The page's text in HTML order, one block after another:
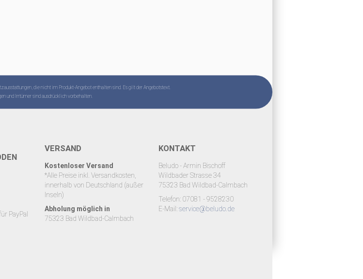
die nicht im Produkt-Angebot enthalten sind. Es gilt der Angebotstext.
und Irrtümer sind ausdrücklich vorbehalten.
PayPal
VERSAND
Kostenloser Versand
*Alle Preise inkl. Versandkosten,
innerhalb von Deutschland (außer
Inseln)
Abholung möglich in
75323 Bad Wildbad-Calmbach
KONTAKT
Beludo - Armin Bischoff
Wildbader Strasse 34
75323 Bad Wildbad-Calmbach
Telefon: 07081 - 9528230
E-Mail:service@beludo.de